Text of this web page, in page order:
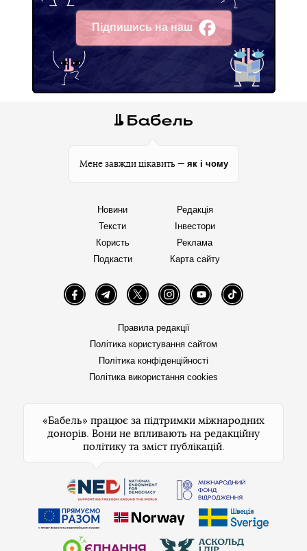
Підпишись на наш
Facebook
Мене завжди цікавить — як і чому
Новини
Тексти
Користь
Подкасти
Редакція
Інвестори
Реклама
Карта сайту
FacebookTelegramTwitter InstagramYouTube TikTok
Правила редакції
Політика користування сайтом
Політика конфіденційності
Політика використання cookies
«Бабель» працює за підтримки міжнародних
донорів. Вони не впливають на редакційну
політику та зміст публікацій.